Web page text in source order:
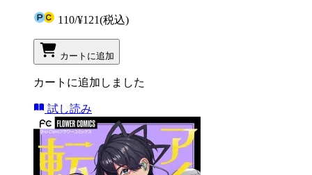
110/¥121(税込)
カートに追加
カートに追加しました
試し読み